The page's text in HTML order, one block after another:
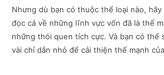
Nhưng dù bạn có thuộc thể loại nào,
đọc cả về những lĩnh vực vốn đã là thế
những thói quen tích cực. Và bạn có thể
vài chỉ dẫn nhỏ để cải thiện thế mạnh